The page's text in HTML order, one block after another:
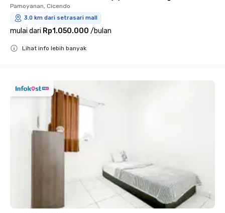
Pamoyanan, Cicendo
3.0 km dari setrasari mall
mulai dari Rp1.050.000 /bulan
Lihat info lebih banyak